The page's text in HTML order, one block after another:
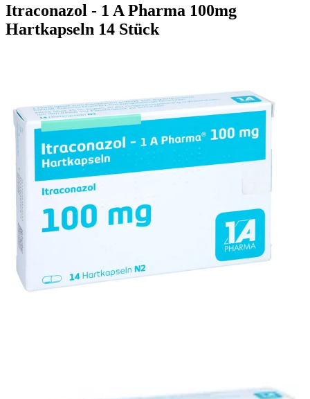
Itraconazol - 1 A Pharma 100mg
Hartkapseln 14 Stück